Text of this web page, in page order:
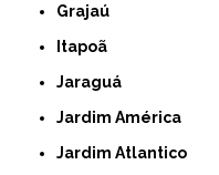
Grajaú
Itapoã
Jaraguá
Jardim América
Jardim Atlantico